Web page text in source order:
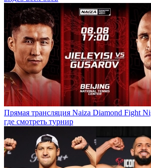
Прямая трансляция Naiza Diamond Fight
где смотреть турнир